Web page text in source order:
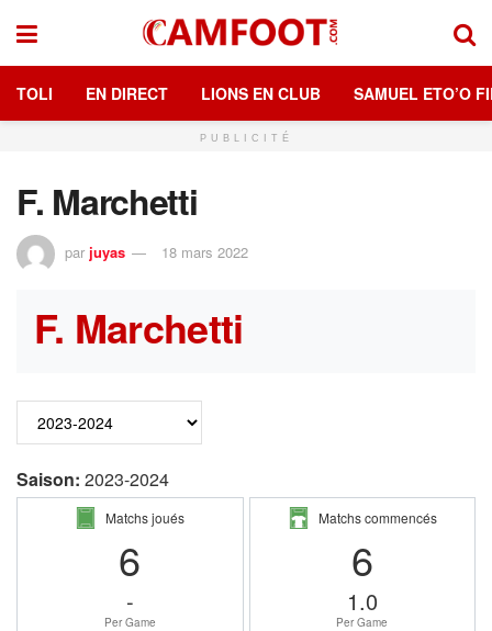
TOLI EN DIRECT LIONS EN CLUB SAMUEL ETO’O
PUBLICITÉ
F. Marchetti
par juyas 18 mars 2022
F. Marchetti
Saison: 2023-2024
Matchs joués
6
-
Per Game
Matchs commencés
6
1.0
Per Game